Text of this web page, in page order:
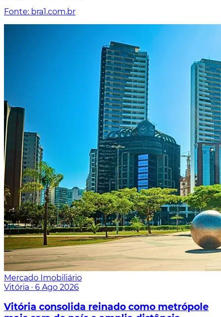
Fonte: bra1.com.br
Mercado Imobiliário
Vitória · 6 Ago 2026
Vitória consolida reinado como metrópole